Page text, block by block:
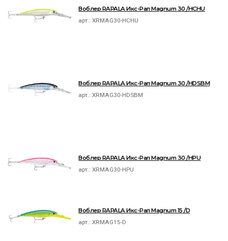
Воблер RAPALA Икс-Рап Magnum 30 /HCHU
арт.:XRMAG30-HCHU
Воблер RAPALA Икс-Рап Magnum 30 /HDSBM
арт.:XRMAG30-HDSBM
Воблер RAPALA Икс-Рап Magnum 30 /HPU
арт.:XRMAG30-HPU
Воблер RAPALA Икс-Рап Magnum 15 /D
арт.:XRMAG15-D